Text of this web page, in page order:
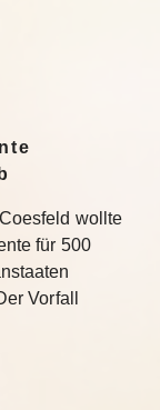
wollte
für 500
Vorfall